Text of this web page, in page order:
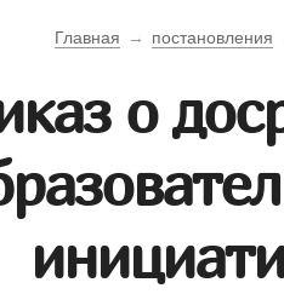
Главная → постановления
о